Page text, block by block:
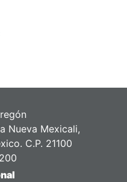
Nueva Mexicali,
C.P. 21100